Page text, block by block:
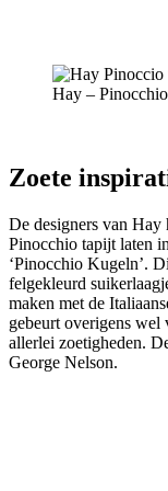
Hay –
Zoete
De designers van
Pinocchio tapijt laten
‘Pinocchio Kugeln’.
felgekleurd
maken met de
gebeurt overigens wel
allerlei zoetigheden.
George Nelson.